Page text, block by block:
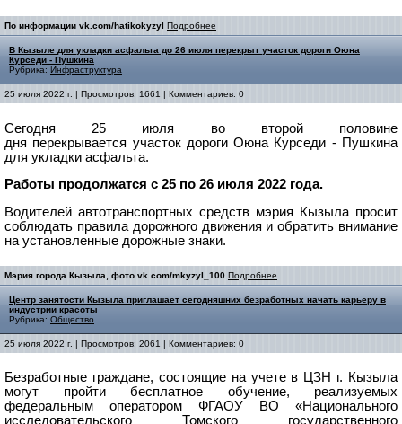
По информации vk.com/hatikokyzyl Подробнее
В Кызыле для укладки асфальта до 26 июля перекрыт участок дороги Оюна
Курседи - Пушкина
Рубрика: Инфраструктура
25 июля 2022 г. | Просмотров: 1661 | Комментариев: 0
Сегодня 25 июля во второй половине
дня перекрывается участок дороги Оюна Курседи - Пушкина
для укладки асфальта.
Работы продолжатся с 25 по 26 июля 2022 года.
Водителей автотранспортных средств мэрия Кызыла просит
соблюдать правила дорожного движения и обратить внимание
на установленные дорожные знаки.
Мэрия города Кызыла, фото vk.com/mkyzyl_100 Подробнее
Центр занятости Кызыла приглашает сегодняшних безработных начать карьеру в
индустрии красоты
Рубрика: Общество
25 июля 2022 г. | Просмотров: 2061 | Комментариев: 0
Безработные граждане, состоящие на учете в ЦЗН г. Кызыла
могут пройти бесплатное обучение, реализуемых
федеральным оператором ФГАОУ ВО «Национального
исследовательского Томского государственного